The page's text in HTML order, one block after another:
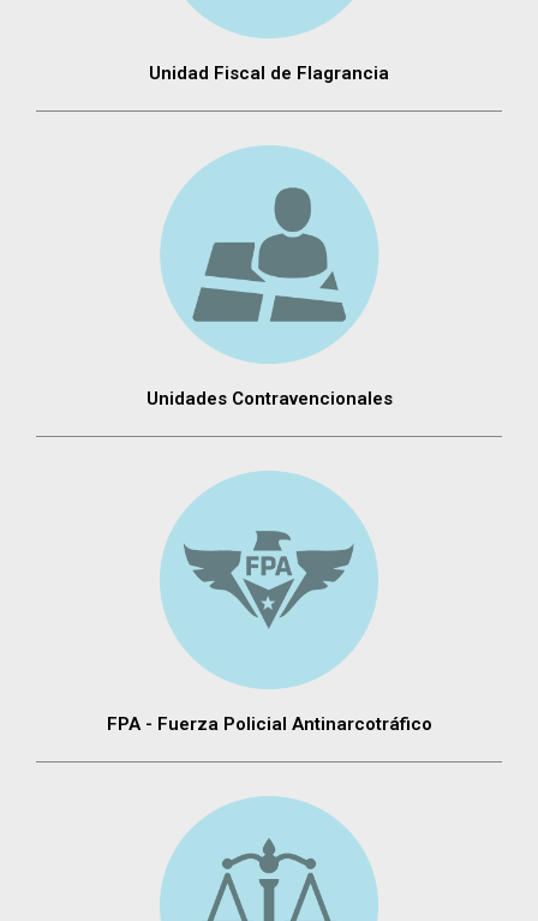
Unidad Fiscal de Flagrancia
Unidades Contravencionales
FPA - Fuerza Policial Antinarcotráfico